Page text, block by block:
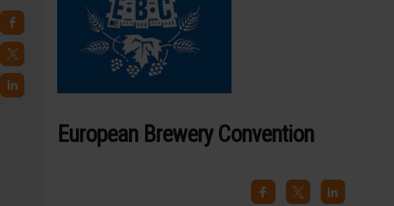
4 AOÛT 2026 | LA GÉNÉRATION Z ET LA MODÉRATION RÉINVENTENT LE MARCHÉ [ÉTUDE]
7 AOÛT 2026 LES EXPORTATIONS DE L’UE CHUTENT DE 11 % EN 2025
European Brewery Convention